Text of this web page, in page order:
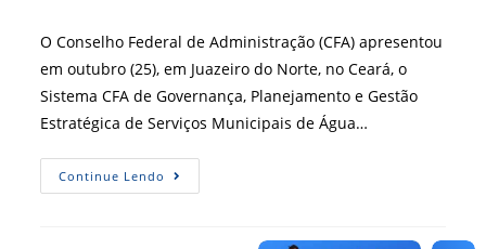
post:
O Conselho Federal de Administração (CFA) apresentou
em outubro (25), em Juazeiro do Norte, no Ceará, o
Sistema CFA de Governança, Planejamento e Gestão
Estratégica de Serviços Municipais de Água…
Continue Lendo IGM
E
Apresentados